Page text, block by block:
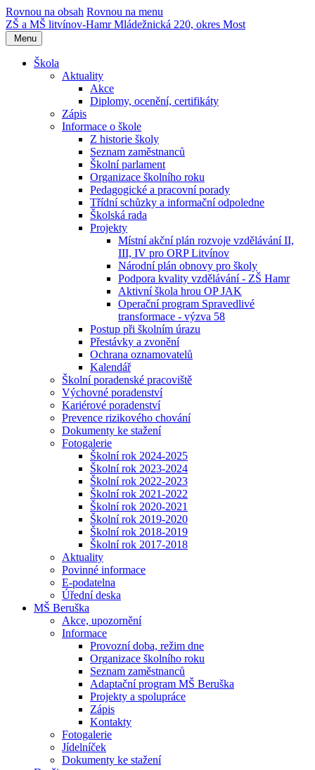
Rovnou na obsah Rovnou na menu
ZŠ a MŠ litvínov-HamrMládežnická 220, okres Most
Menu
Škola
Aktuality
Akce
Diplomy, ocenění, certifikáty
Zápis
Informace o škole
Z historie školy
Seznam zaměstnanců
Školní parlament
Organizace školního roku
Pedagogické a pracovní porady
Třídní schůzky a informační odpoledne
Školská rada
Projekty
Místní akční plán rozvoje vzdělávání II,
III, IV pro ORP Litvínov
Národní plán obnovy pro školy
Podpora kvality vzdělávání - ZŠ Hamr
Aktivní škola hrou OP JAK
Operační program Spravedlivé
transformace - výzva 58
Postup při školním úrazu
Přestávky a zvonění
Ochrana oznamovatelů
Kalendář
Školní poradenské pracoviště
Výchovné poradenství
Kariérové poradenství
Prevence rizikového chování
Dokumenty ke stažení
Fotogalerie
Školní rok 2024-2025
Školní rok 2023-2024
Školní rok 2022-2023
Školní rok 2021-2022
Školní rok 2020-2021
Školní rok 2019-2020
Školní rok 2018-2019
Školní rok 2017-2018
Aktuality
Povinné informace
E-podatelna
Úřední deska
MŠ Beruška
Akce, upozornění
Informace
Provozní doba, režim dne
Organizace školního roku
Seznam zaměstnanců
Adaptační program MŠ Beruška
Projekty a spolupráce
Zápis
Kontakty
Fotogalerie
Jídelníček
Dokumenty ke stažení